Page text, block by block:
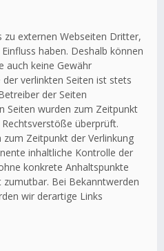
externen Webseiten Dritter,
haben. Deshalb können
auch keine Gewähr
verlinkten Seiten ist stets
der Seiten
Seiten wurden zum Zeitpunkt
überprüft.
Zeitpunkt der Verlinkung
inhaltliche Kontrolle der
konkrete Anhaltspunkte
Bei Bekanntwerden
wir derartige Links